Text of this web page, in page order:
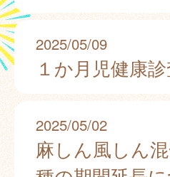
2025/05/09
１か月児健康
2025/05/02
麻しん風しん